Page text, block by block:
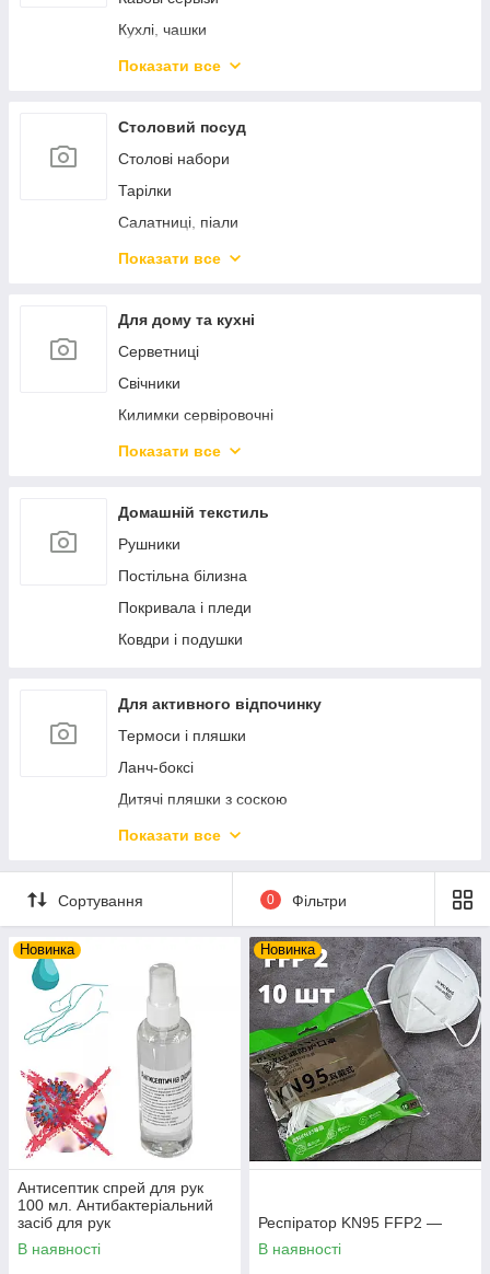
Підноси
Кондитерські інструменти
Барні аксесуари
Кухлі, чашки
Кухлі-заварники
Френч-преси
Показати все
Столовий посуд
Столові набори
Тарілки
Салатниці, піали
Блюда сервіровочні
Предмети сервіровки
Морозивниці, креманки
Маслянки, сирниці, лимонниці
Цукорниці
Спецівники
Ексклюзивний порцеляновий посуд
Ексклюзивна кераміка
Показати все
Для дому та кухні
Серветниці
Свічники
Килимки сервіровочні
Підставки під гаряче
Статуетки і фігурки
Фоторамки
Дозатори і мильниці
Аксесуари для ванної кімнати
Новорічний декор та прикраси
Попільнички
Скриньки і шкатулки
Показати все
Домашній текстиль
Рушники
Постільна білизна
Покривала і пледи
Ковдри і подушки
Для активного відпочинку
Термоси і пляшки
Ланч-боксі
Дитячі пляшки з соскою
Посуд багаторазовий пластиковий
Показати все
Сортування 0 Фільтри
Новинка
Антисептик спрей для рук
100 мл. Антибактеріальний
засіб для рук
В наявності
Новинка
Респіратор KN95 FFP2 —
В наявності